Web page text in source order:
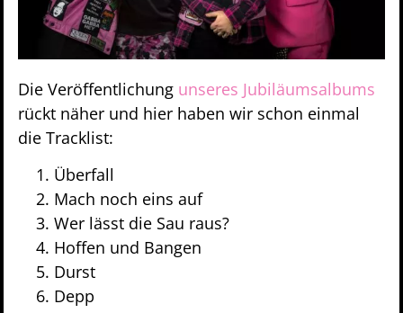
Die Veröffentlichung unseres Jubiläumsalbums
rückt näher und hier haben wir schon einmal
die Tracklist:
Überfall
Mach noch eins auf
Wer lässt die Sau raus?
Hoffen und Bangen
Durst
Depp